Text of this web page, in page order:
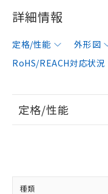
詳細情報
定格/性能 外形図
RoHS/REACH対応状況
定格/性能
種類